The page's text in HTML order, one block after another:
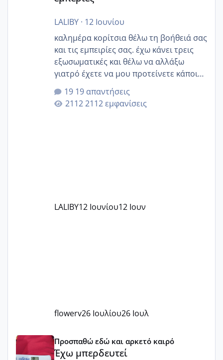
LALIBY· 12 Ιουνίου
καλημέρα κορίτσια θέλω τη βοήθειά σας
και τις εμπειρίες σας. έχω κάνει τρεις
εξωσωματικές και θέλω να αλλάξω
γιατρό έχετε να μου προτείνετε κάποιον
που μείνατε ευχαριστημένες και είχατε
επιιτυχία? έκανα στο υγεία με τον
ζερβομανωλάκη (δεν το εψαξε καθόλου
19 απαντήσεις
2112 εμφανίσεις
LALIBY12 Ιουνίου12 Ιουν
flowerv26 Ιουλίου26 Ιουλ
Έχω μπερδευτεί
Προσπαθώ εδώ και αρκετό καιρό
Έχω μπερδευτεί